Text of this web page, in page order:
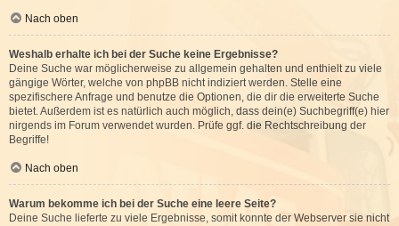
Nach oben
Weshalb erhalte ich bei der Suche keine Ergebnisse?
Deine Suche war möglicherweise zu allgemein gehalten und enthielt zu viele
gängige Wörter, welche von phpBB nicht indiziert werden. Stelle eine
spezifischere Anfrage und benutze die Optionen, die dir die erweiterte Suche
bietet. Außerdem ist es natürlich auch möglich, dass dein(e) Suchbegriff(e) hier
nirgends im Forum verwendet wurden. Prüfe ggf. die Rechtschreibung der
Begriffe!
Nach oben
Warum bekomme ich bei der Suche eine leere Seite?
Deine Suche lieferte zu viele Ergebnisse, somit konnte der Webserver sie nicht